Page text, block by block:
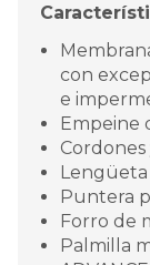
con
e
Empeine
Puntera
Forro de
Palmilla